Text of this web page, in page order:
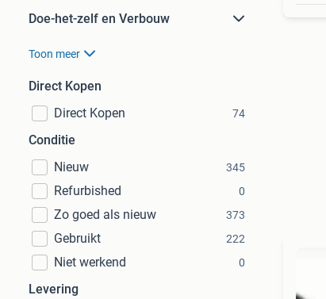
Doe-het-zelf en Verbouw
Toon meer
Direct Kopen
Direct Kopen
74
Conditie
Nieuw
345
Refurbished 0
Zo goed als nieuw 373
Gebruikt 222
Niet werkend 0
Levering